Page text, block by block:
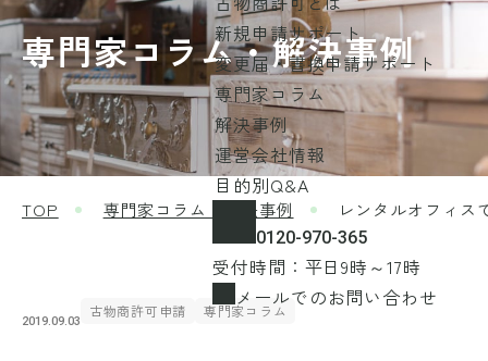
新規申請サポート
変更届・書換申請サポート
専門家コラム
解決事例
運営会社情報
目的別Q&A
0120-970-365
受付時間：平日9時～17時
メールでのお問い合わせ
専門家コラム・解決事例
TOP 専門家コラム・解決事例 レンタルオフィス
2019.09.03
古物商許可申請 専門家コラム